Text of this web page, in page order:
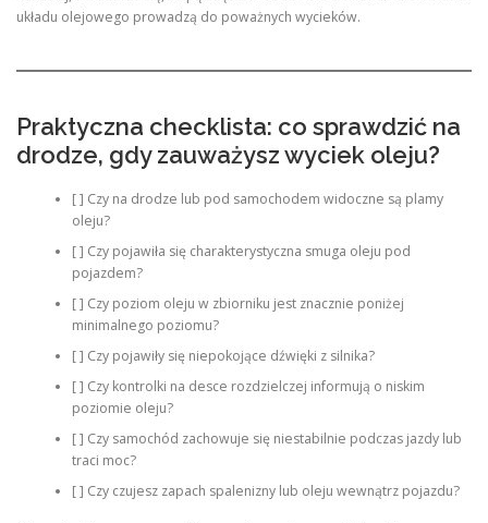
układu olejowego prowadzą do poważnych wycieków.
Praktyczna checklista: co sprawdzić na
drodze, gdy zauważysz wyciek oleju?
[ ] Czy na drodze lub pod samochodem widoczne są plamy
oleju?
[ ] Czy pojawiła się charakterystyczna smuga oleju pod
pojazdem?
[ ] Czy poziom oleju w zbiorniku jest znacznie poniżej
minimalnego poziomu?
[ ] Czy pojawiły się niepokojące dźwięki z silnika?
[ ] Czy kontrolki na desce rozdzielczej informują o niskim
poziomie oleju?
[ ] Czy samochód zachowuje się niestabilnie podczas jazdy lub
traci moc?
[ ] Czy czujesz zapach spalenizny lub oleju wewnątrz pojazdu?